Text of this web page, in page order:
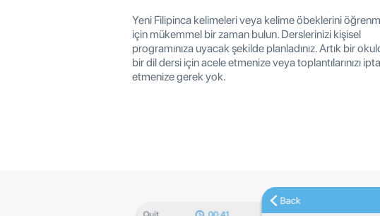
Yeni Filipinca kelimeleri veya kelime öbeklerini
için mükemmel bir zaman bulun. Derslerinizi kişisel
programınıza uyacak şekilde planladınız. Artık bir
bir dil dersi için acele etmenize veya toplantılarınızı
etmenize gerek yok.